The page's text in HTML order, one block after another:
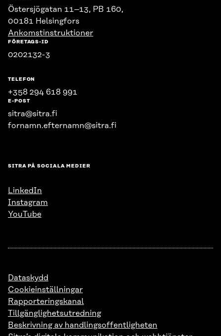
Östersjögatan 11–13, PB 160,
00181 Helsingfors
Ankomstinstruktioner
FÖRETAGS-ID
0202132-3
TELEFON
+358 294 618 991
E-POST
sitra@sitra.fi
fornamn.efternamn@sitra.fi
SITRA PÅ SOCIALA MEDIER
LinkedIn
Instagram
YouTube
Dataskydd
Cookieinställningar
Rapporteringskanal
Tillgänglighetsutredning
Beskrivning av handlingsoffentligheten